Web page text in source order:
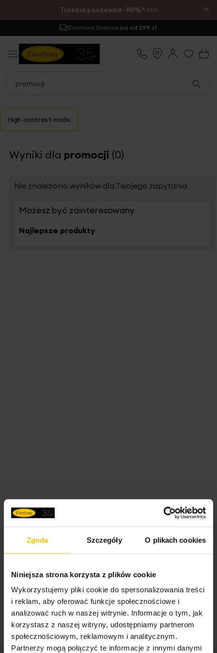
Zgoda Szczegóły O plikach cookies
Niniejsza strona korzysta z plików cookie
Wykorzystujemy pliki cookie do spersonalizowania treści
i reklam, aby oferować funkcje społecznościowe i
analizować ruch w naszej witrynie. Informacje o tym, jak
korzystasz z naszej witryny, udostępniamy partnerom
społecznościowym, reklamowym i analitycznym.
Partnerzy mogą połączyć te informacje z innymi danymi
Trzecia poszewka -90%* >>> ×
Darmowa Dostawa już od 299 zł
High-contrast mode
Wyniki dla promocji (0)
Nie znaleziono wyników dla Twojego zapytania
Możesz być zainteresowany
Najlepsze produkty